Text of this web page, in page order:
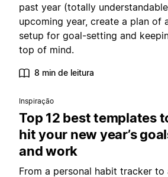
past year (totally
upcoming year, create a plan of
setup for goal-setting and
top of mind.
8 min de leitura
Inspiração
Top 12 best templates
hit your new year’s
and work
From a personal habit tracker to